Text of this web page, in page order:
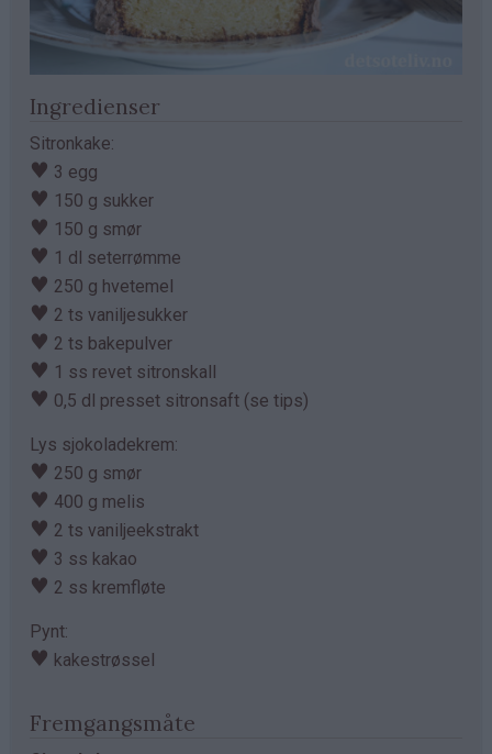
Ingredienser
Sitronkake:
♥ 3 egg
♥ 150 g sukker
♥ 150 g smør
♥ 1 dl seterrømme
♥ 250 g hvetemel
♥ 2 ts vaniljesukker
♥ 2 ts bakepulver
♥ 1 ss revet sitronskall
♥ 0,5 dl presset sitronsaft (se tips)
Lys sjokoladekrem:
♥ 250 g smør
♥ 400 g melis
♥ 2 ts vaniljeekstrakt
♥ 3 ss kakao
♥ 2 ss kremfløte
Pynt:
♥ kakestrøssel
Fremgangsmåte